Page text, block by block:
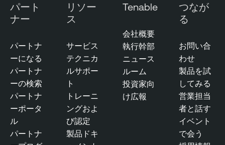
a
n
g
e
m
e
n
t
u
e
T
e
n
a
b
パート
ナー
パートナ
ーになる
パートナ
ーの検索
パートナ
ーポータ
ル
パートナ
リソー
ス
サービス
テクニカ
ルサポー
ト
トレーニ
ングおよ
び認定
製品ドキ
Tenable
会社概要
執行幹部
ニュース
ルーム
投資家向
け広報
つなが
る
お問い合
わせ
製品を試
してみる
営業担当
者と話す
イベント
で会う